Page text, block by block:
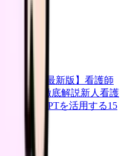
ト
2026年最新版】 看護師
新情報を徹底解説新人看護
師がChatGPTを活用する15